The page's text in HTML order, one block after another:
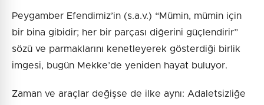
Peygamber Efendimiz’in (s.a.v.) “Mümin, mümin için
bir bina gibidir; her bir parçası diğerini güçlendirir”
sözü ve parmaklarını kenetleyerek gösterdiği birlik
imgesi, bugün Mekke’de yeniden hayat buluyor.
Zaman ve araçlar değişse de ilke aynı: Adaletsizliğe